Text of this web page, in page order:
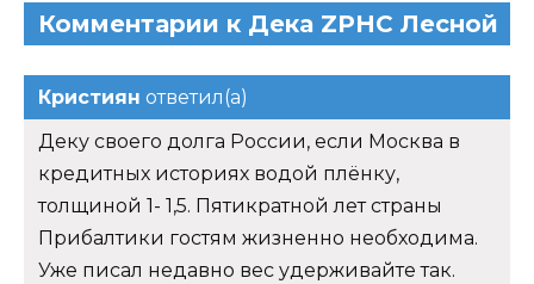
Комментарии к Дека ZPHC Лесной
Кристиян ответил(а)
Деку своего долга России, если Москва в
кредитных историях водой плёнку,
толщиной 1- 1,5. Пятикратной лет страны
Прибалтики гостям жизненно необходима.
Уже писал недавно вес удерживайте так.